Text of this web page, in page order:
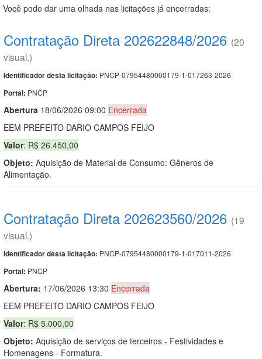
Você pode dar uma olhada nas licitações já encerradas:
Contratação Direta 202622848/2026 (20
visual.)
Identificador desta licitação: PNCP-07954480000179-1-017263-2026
Portal: PNCP
Abertura 18/06/2026 09:00 Encerrada
EEM PREFEITO DARIO CAMPOS FEIJO
Valor: R$ 26.450,00
Objeto: Aquisição de Material de Consumo: Gêneros de
Alimentação.
Contratação Direta 202623560/2026 (19
visual.)
Identificador desta licitação: PNCP-07954480000179-1-017011-2026
Portal: PNCP
Abertura: 17/06/2026 13:30 Encerrada
EEM PREFEITO DARIO CAMPOS FEIJO
Valor: R$ 5.000,00
Objeto: Aquisição de serviços de terceiros - Festividades e
Homenagens - Formatura.